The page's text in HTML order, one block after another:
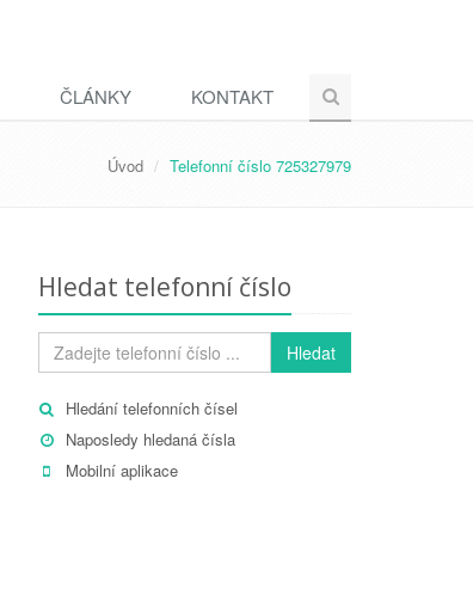
ČLÁNKY KONTAKT
Úvod Telefonní číslo 725327979
Hledat telefonní číslo
Hledat
Hledání telefonních čísel
Naposledy hledaná čísla
Mobilní aplikace